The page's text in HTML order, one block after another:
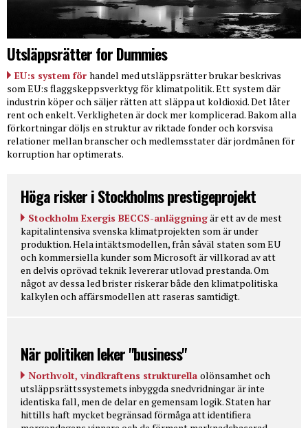
Utsläppsrätter for Dummies
EU:s system för handel med utsläppsrätter brukar beskrivas
som EU:s flaggskeppsverktyg för klimatpolitik. Ett system där
industrin köper och säljer rätten att släppa ut koldioxid. Det låter
rent och enkelt. Verkligheten är dock mer komplicerad. Bakom alla
förkortningar döljs en struktur av riktade fonder och korsvisa
relationer mellan branscher och medlemsstater där jordmånen för
korruption har optimerats.
Höga risker i Stockholms prestigeprojekt
Stockholm Exergis BECCS-anläggningär ett av de mest
kapitalintensiva svenska klimatprojekten som är under
produktion. Hela intäktsmodellen, från såväl staten som EU
och kommersiella kunder som Microsoft är villkorad av att
en delvis oprövad teknik levererar utlovad prestanda. Om
något av dessa led brister riskerar både den klimatpolitiska
kalkylen och affärsmodellen att raseras samtidigt.
När politiken leker "business"
Northvolt, vindkraftens strukturella olönsamhet och
utsläppsrättssystemets inbyggda snedvridningar är inte
identiska fall, men de delar en gemensam logik. Staten har
hittills haft mycket begränsad förmåga att identifiera